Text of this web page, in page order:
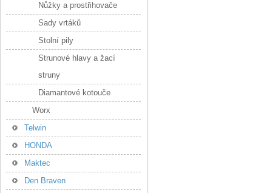
Nůžky a prostřihovače
Sady vrtáků
Stolní pily
Strunové hlavy a žací
struny
Diamantové kotouče
Worx
Telwin
HONDA
Maktec
Den Braven